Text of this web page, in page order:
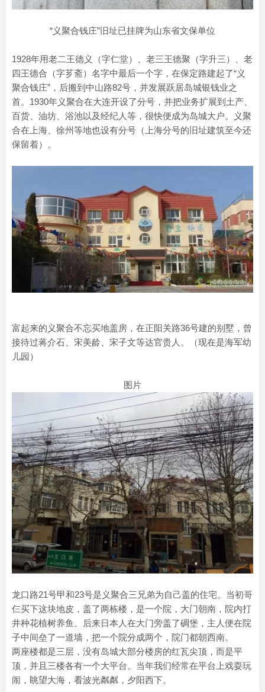
“义聚合钱庄”旧址已挂牌为山东省文保单位
1928年用老二王德义（字仁堂）、老三王德聚（字升三）、老
四王德合（字芗斋）名字中最后一个字，在保定路建起了“义
聚合钱庄”，后搬到中山路82号，并发展跃居岛城银钱业之
首。1930年义聚合在大连开设了分号，并把业务扩展到土产、
百货、油坊、浴池以及经纪人等，很快便成为岛城大户。义聚
合在上海、徐州等地也设有分号（上海分号的旧址建筑至今还
保留着）。
富起来的义聚合不忘买地盖房，在正阳关路36号建的别墅，曾
接待过蒋介石、宋美龄、宋子文等达官贵人。（现在是海军幼
儿园）
图片
龙口路21号甲和23号是义聚合三兄弟为自己盖的住宅。当初哥
仨买下这块地皮，盖了两栋楼，是一个院，大门朝南，院内打
井种花植树养鱼。后来日本人在大门旁盖了碉堡，主人便在院
子中间垒了一道墙，把一个院分成两个，院门都朝西南。
两座楼都是三层，没有岛城大部分楼房的红瓦尖顶，而是平
顶，并且三楼各有一个大平台。当年我们经常在平台上戏耍玩
闹，眺望大海，看波光粼粼，夕阳西下。